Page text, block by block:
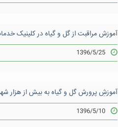
آموزش مراقبت از گل و گیاه در کلینیک
1396/5/25
آموزشِ پرورش گل و گیاه به بیش از هزار
1396/5/10